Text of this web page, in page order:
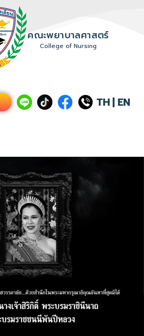
คณะพยาบาลศาสตร์
College of Nursing
TH| EN